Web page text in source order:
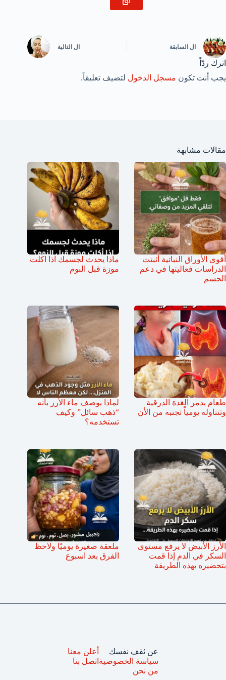
ال السابقة ال التالية
اترك ردّاً
يجب أنت تكون مسجل الدخول لتضيف تعليقاً.
مقالات مشابهة
أقوى الأوراق النباتية أثبتت
الدراسات فعاليتها في دعم
الجسم
ماذا يحدث لجسمك اذا اكلت
موزة قبل النوم
طعام يدمر الغدة الدرقية
وتتناوله يومياً تجنبه من الأن
لماذا يوصف ماء الأرز بأنه
“ذهب سائل” وكيف
تستخدمه؟
الأرز الأبيض لا يرفع مستوى
السكر في الدم إذا قمت
بتحضيره بهذه الطريقة
ملعقة صغيرة يوميًا ولاحظ
الفرق بعد اسبوع
عن ثقف نفسك
سياسة الخصوصية
من نحن
أعلن معنا
اتصل بنا